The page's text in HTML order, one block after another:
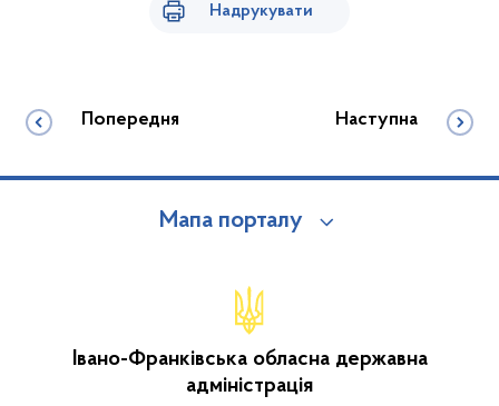
Надрукувати
Попередня Наступна
Мапа порталу
Івано-Франківська обласна державна
адміністрація